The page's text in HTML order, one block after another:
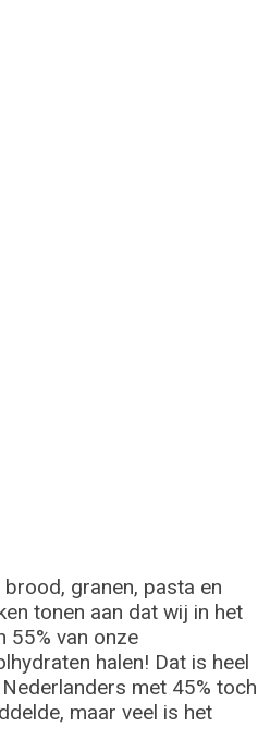
granen, pasta en
tonen aan dat wij in het
55% van onze
halen! Dat is heel
met 45% toch
maar veel is het